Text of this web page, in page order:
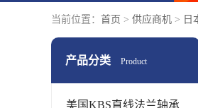
当前位置： 首页 > 供应商机 > 日
产品分类 Product
美国KBS直线法兰轴承